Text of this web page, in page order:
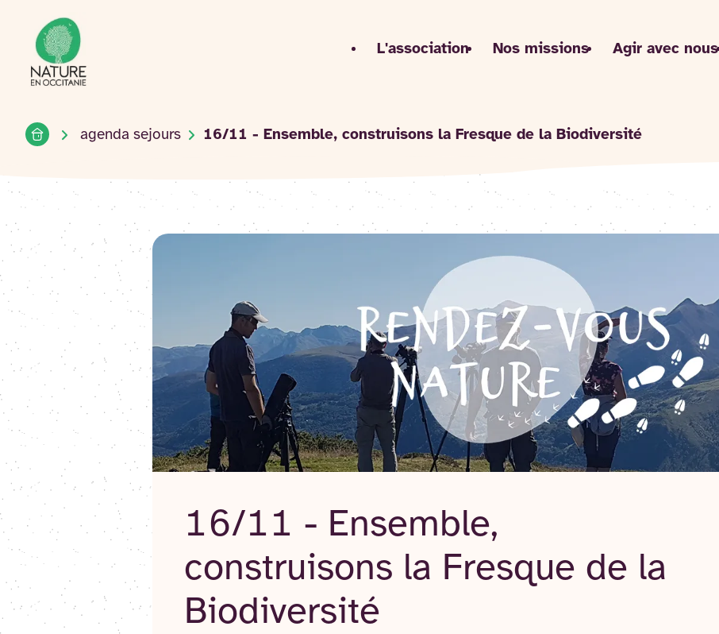
Accéder
au
contenu
Accueil du site
L'association
Nos missions Agir avec nous
Accueilagenda sejours 16/11 - Ensemble, construisons la Fresque de la Biodiversité
16/11 - Ensemble,
construisons la Fresque de la
Biodiversité